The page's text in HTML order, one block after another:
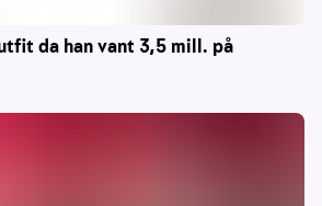
da han vant 3,5 mill. på